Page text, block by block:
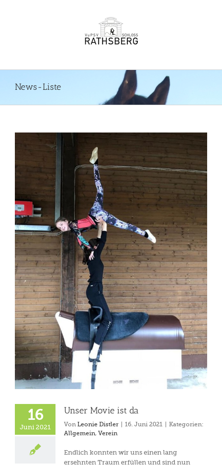
News-Liste
16
Juni 2021
Unser Movie ist da
Von Leonie Distler 16. Juni 2021
Kategorien:
Allgemein, Verein
Endlich konnten wir uns einen lang
ersehnten Traum erfüllen und sind nun